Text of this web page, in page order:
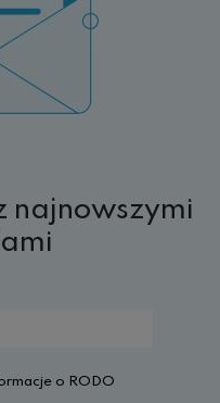
najnowszymi
o RODO